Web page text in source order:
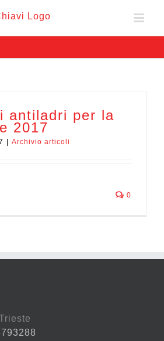
antiladri per la
2017
Archivio articoli
0